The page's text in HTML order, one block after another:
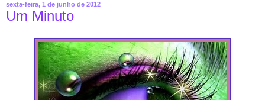
sexta-feira, 1 de junho de 2012
Um Minuto